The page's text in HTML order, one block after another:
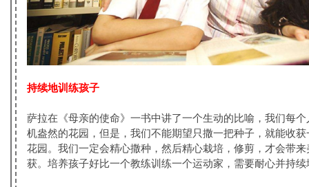
持续地训练孩子
萨拉在《母亲的使命》一书中讲了一个生动的比喻，我们每
机盎然的花园，但是，我们不能期望只撒一把种子，就能收
花园。我们一定会精心撒种，然后精心栽培，修剪，才会带来
获。培养孩子好比一个教练训练一个运动家，需要耐心并持续